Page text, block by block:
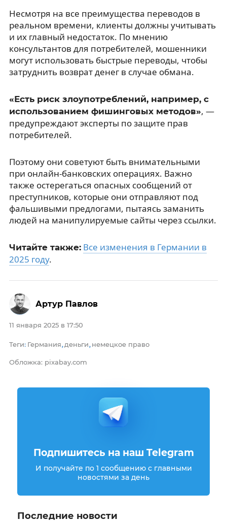
Несмотря на все преимущества переводов в
реальном времени, клиенты должны учитывать
и их главный недостаток. По мнению
консультантов для потребителей, мошенники
могут использовать быстрые переводы, чтобы
затруднить возврат денег в случае обмана.
«Есть риск злоупотреблений, например, с
использованием фишинговых методов», —
предупреждают эксперты по защите прав
потребителей.
Поэтому они советуют быть внимательными
при онлайн-банковских операциях. Важно
также остерегаться опасных сообщений от
преступников, которые они отправляют под
фальшивыми предлогами, пытаясь заманить
людей на манипулируемые сайты через ссылки.
Читайте также: Все изменения в Германии в
2025 году.
11 января 2025 в 17:50
Теги: Германия, деньги, немецкое право
Обложка: pixabay.com
Артур Павлов
Подпишитесь на наш Telegram
И получайте по 1 сообщению с главными
новостями за день
Последние новости